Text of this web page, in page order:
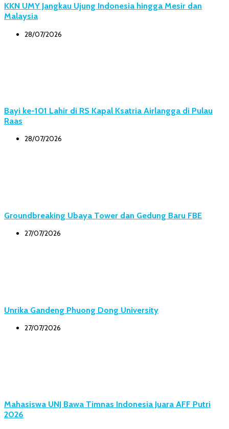
KKN UMY Jangkau Ujung Indonesia hingga Mesir dan
Malaysia
28/07/2026
Bayi ke-101 Lahir di RS Kapal Ksatria Airlangga di Pulau
Raas
28/07/2026
Groundbreaking Ubaya Tower dan Gedung Baru FBE
27/07/2026
Unrika Gandeng Phuong Dong University
27/07/2026
Mahasiswa UNJ Bawa Timnas Indonesia Juara AFF Putri
2026